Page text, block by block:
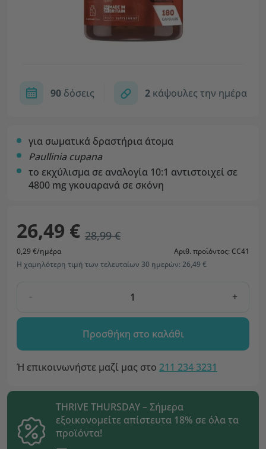
90δόσεις 2κάψουλες την ημέρα
για σωματικά δραστήρια άτομα
Paullinia cupana
το εκχύλισμα σε αναλογία 10:1 αντιστοιχεί σε
4800 mg γκουαρανά σε σκόνη
26,49 € 28,99 €
0,29 €/ημέρα
Αριθ. προϊόντος: CC41
Η χαμηλότερη τιμή των τελευταίων 30 ημερών: 26,49 €
- +
Προσθήκη στο καλάθι
Ή επικοινωνήστε μαζί μας στο 211 234 3231
THRIVE THURSDAY – Σήμερα
εξοικονομείτε απίστευτα 18% σε όλα τα
προϊόντα!